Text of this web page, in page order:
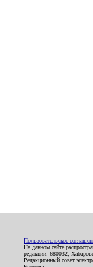
Пользовательское
На данном сайте
редакции: 680032,
Редакционный совет